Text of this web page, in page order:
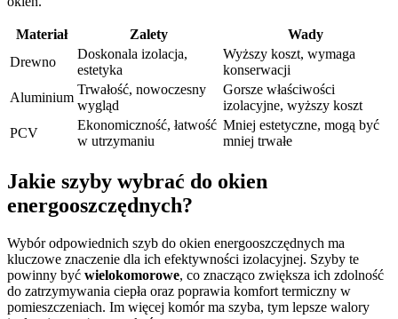
Materiał Zalety
Wady
Drewno
Doskonala izolacja,
estetyka
Wyższy koszt, wymaga
konserwacji
Aluminium
Trwałość, nowoczesny
wygląd
Gorsze właściwości
izolacyjne, wyższy koszt
PCV
Ekonomiczność, łatwość
w utrzymaniu
Mniej estetyczne, mogą być
mniej trwałe
Jakie szyby wybrać do okien
energooszczędnych?
Wybór odpowiednich szyb do okien energooszczędnych ma
kluczowe znaczenie dla ich efektywności izolacyjnej. Szyby te
powinny być wielokomorowe, co znacząco zwiększa ich zdolność
do zatrzymywania ciepła oraz poprawia komfort termiczny w
pomieszczeniach. Im więcej komór ma szyba, tym lepsze walory